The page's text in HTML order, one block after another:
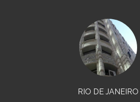
RIO DE JANEIRO